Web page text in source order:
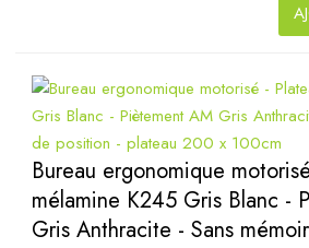
Bureau ergonomique
mélamine K245 Gris Blanc -
Gris Anthracite - Sans